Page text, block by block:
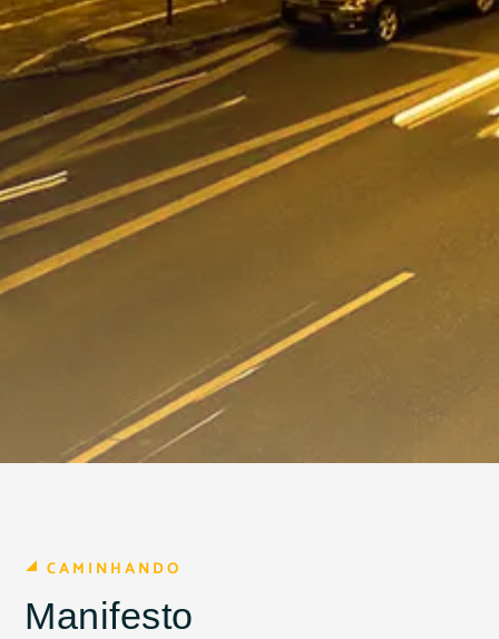
CAMINHANDO
Manifesto